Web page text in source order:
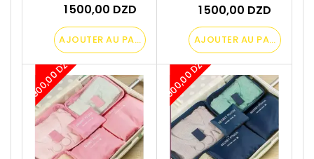
1 500,00 DZD
AJOUTER AU PANIER
1 500,00 DZD
AJOUTER AU PANIER
-900,00 DZD -900,00 DZD